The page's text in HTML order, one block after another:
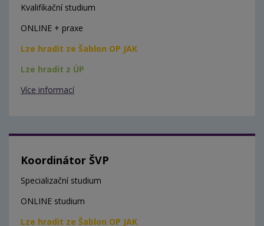
Kvalifikační studium
ONLINE + praxe
Lze hradit ze Šablon OP JAK
Lze hradit z ÚP
Více informací
Koordinátor ŠVP
Specializační studium
ONLINE studium
Lze hradit ze Šablon OP JAK